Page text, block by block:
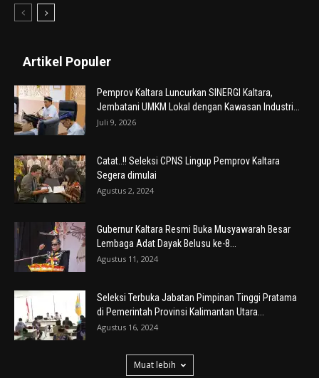
Artikel Populer
Pemprov Kaltara Luncurkan SINERGI Kaltara,
Jembatani UMKM Lokal dengan Kawasan Industri...
Juli 9, 2026
Catat..!! Seleksi CPNS Lingup Pemprov Kaltara
Segera dimulai
Agustus 2, 2024
Gubernur Kaltara Resmi Buka Musyawarah Besar
Lembaga Adat Dayak Belusu ke-8...
Agustus 11, 2024
Seleksi Terbuka Jabatan Pimpinan Tinggi Pratama
di Pemerintah Provinsi Kalimantan Utara...
Agustus 16, 2024
Muat lebih